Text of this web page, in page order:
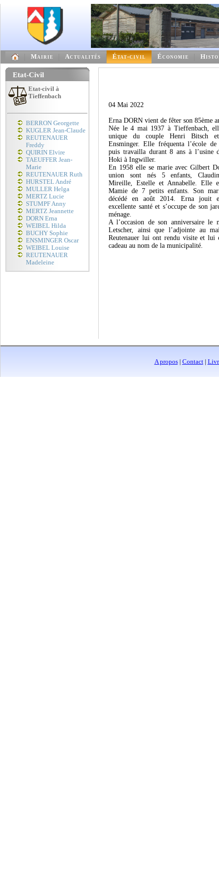
Mairie Actualités État-civil Économie
Etat-Civil
Etat-civil à
Tieffenbach
BERRON Georgette
KUGLER Jean-Claude
REUTENAUER
Freddy
QUIRIN Elvire
TAEUFFER Jean-
Marie
REUTENAUER Ruth
HURSTEL André
MULLER Helga
MERTZ Lucie
STUMPF Anny
MERTZ Jeannette
DORN Erna
WEIBEL Hilda
BUCHY Sophie
ENSMINGER Oscar
WEIBEL Louise
REUTENAUER
Madeleine
04 Mai 2022
Erna DORN vient de fêter son 85ème
Née le 4 mai 1937 à Tieffenbach,
unique du couple Henri Bitsch et
Ensminger. Elle fréquenta l’école de
puis travailla durant 8 ans à l’usine
Hoki à Ingwiller.
En 1958 elle se marie avec Gilbert
union sont nés 5 enfants,
Mireille, Estelle et Annabelle. Elle
Mamie de 7 petits enfants. Son
décédé en août 2014. Erna jouit
excellente santé et s’occupe de son
ménage.
A l’occasion de son anniversaire le
Letscher, ainsi que l’adjointe au
Reutenauer lui ont rendu visite et lui
cadeau au nom de la municipalité.
A propos| Contact|